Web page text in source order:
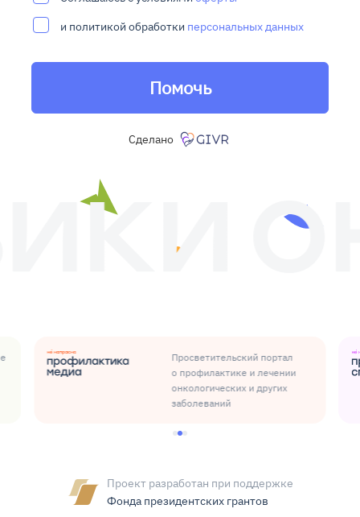
и политикой обработки персональных данных
Помочь
Сделано
Просветительский портал
о профилактике и лечении
онкологических и других
заболеваний
Проект разработан при поддержке
Фонда президентских грантов